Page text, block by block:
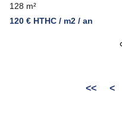
128 m²
120 € HTHC / m2 / an
<< <